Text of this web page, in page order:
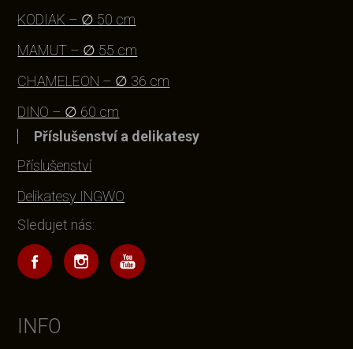
KODIAK – ∅ 50 cm
MAMUT – ∅ 55 cm
CHAMELEON – ∅ 36 cm
DINO – ∅ 60 cm
Příslušenství a delikatesy
Příslušenství
Delikatesy INGWO
Sledujet nás:
INFO